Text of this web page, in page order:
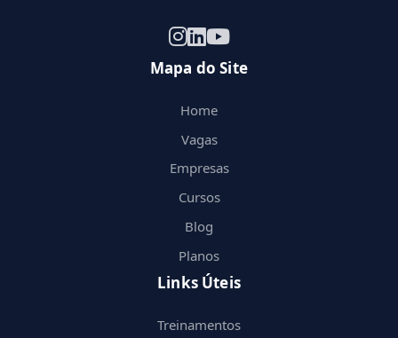
Mapa do Site
Home
Vagas
Empresas
Cursos
Blog
Planos
Links Úteis
Treinamentos